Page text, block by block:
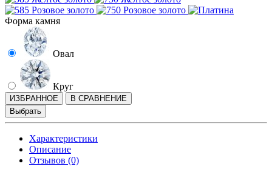
Форма камня
Овал
Круг
ИЗБРАННОЕ
В СРАВНЕНИЕ
Выбрать
Характеристики
Описание
Отзывов (0)